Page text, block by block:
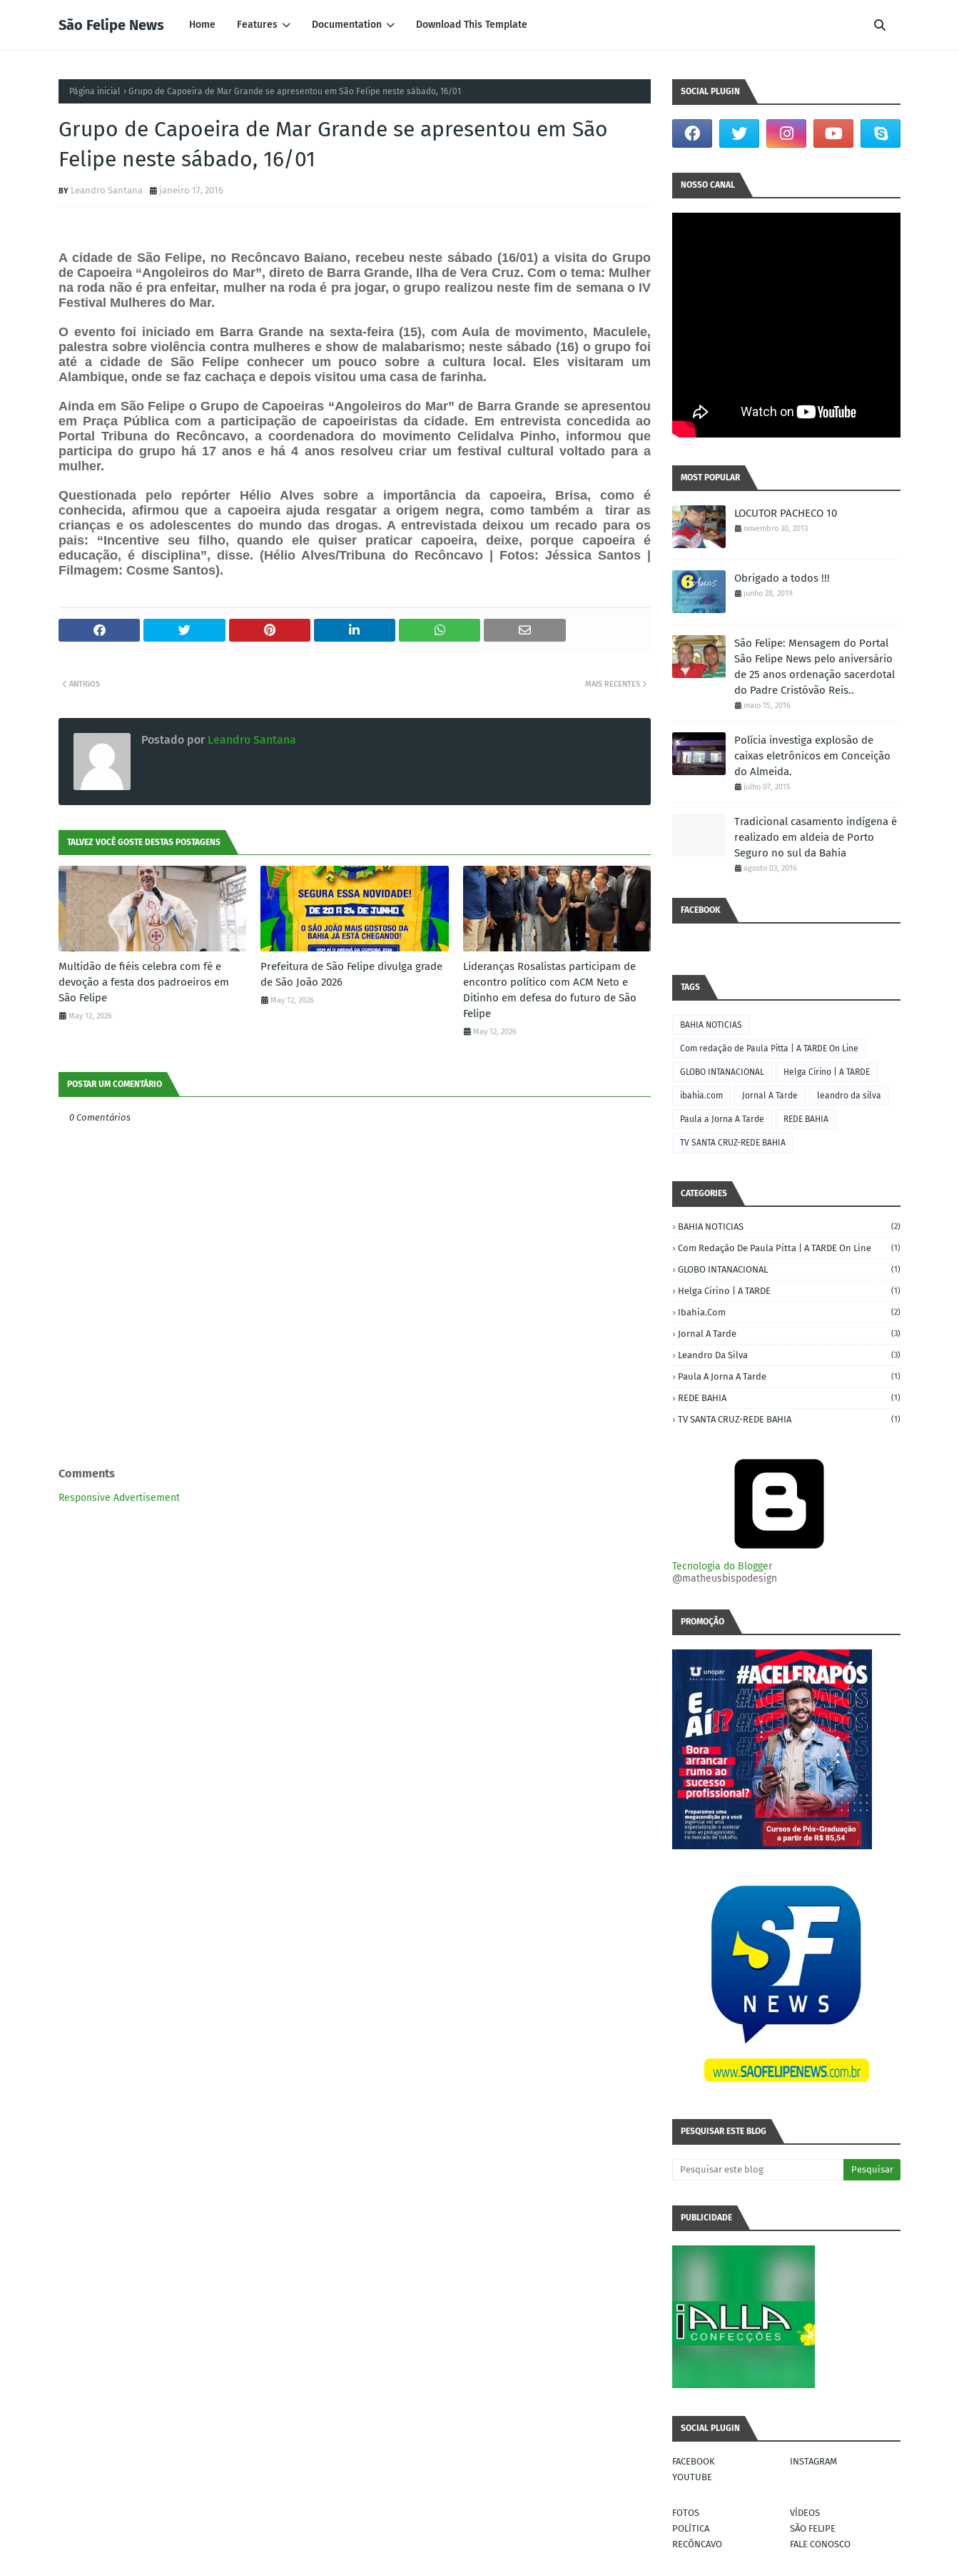
São Felipe News Home Features Documentation Download This Template
Página inicial Grupo de Capoeira de Mar Grande se apresentou em São Felipe neste sábado, 16/01
Grupo de Capoeira de Mar Grande se apresentou em São
Felipe neste sábado, 16/01
Leandro Santana janeiro 17, 2016
A cidade de São Felipe, no Recôncavo Baiano, recebeu neste sábado (16/01) a visita do Grupo
de Capoeira “Angoleiros do Mar”, direto de Barra Grande, Ilha de Vera Cruz. Com o tema: Mulher
na roda não é pra enfeitar, mulher na roda é pra jogar, o grupo realizou neste fim de semana o IV
Festival Mulheres do Mar.
O evento foi iniciado em Barra Grande na sexta-feira (15), com Aula de movimento, Maculele,
palestra sobre violência contra mulheres e show de malabarismo; neste sábado (16) o grupo foi
até a cidade de São Felipe conhecer um pouco sobre a cultura local. Eles visitaram um
Alambique, onde se faz cachaça e depois visitou uma casa de farinha.
Ainda em São Felipe o Grupo de Capoeiras “Angoleiros do Mar” de Barra Grande se apresentou
em Praça Pública com a participação de capoeiristas da cidade. Em entrevista concedida ao
Portal Tribuna do Recôncavo, a coordenadora do movimento Celidalva Pinho, informou que
participa do grupo há 17 anos e há 4 anos resolveu criar um festival cultural voltado para a
mulher.
Questionada pelo repórter Hélio Alves sobre a importância da capoeira, Brisa, como é
conhecida, afirmou que a capoeira ajuda resgatar a origem negra, como também a tirar as
crianças e os adolescentes do mundo das drogas. A entrevistada deixou um recado para os
pais: “Incentive seu filho, quando ele quiser praticar capoeira, deixe, porque capoeira é
educação, é disciplina”, disse. (Hélio Alves/Tribuna do Recôncavo | Fotos: Jéssica Santos |
Filmagem: Cosme Santos).
MAIS RECENTES
ANTIGOS
Postado por Leandro Santana
TALVEZ VOCÊ GOSTE DESTAS POSTAGENS
Multidão de fiéis celebra com fé e
devoção a festa dos padroeiros em
São Felipe
May 12, 2026
Prefeitura de São Felipe divulga grade
de São João 2026
May 12, 2026
Lideranças Rosalistas participam de
encontro político com ACM Neto e
Ditinho em defesa do futuro de São
Felipe
May 12, 2026
POSTAR UM COMENTÁRIO
0 Comentários
Comments
Responsive Advertisement
SOCIAL PLUGIN
NOSSO CANAL
MOST POPULAR
LOCUTOR PACHECO 10
novembro 30, 2013
Obrigado a todos !!!
junho 28, 2019
São Felipe: Mensagem do Portal
São Felipe News pelo aniversário
de 25 anos ordenação sacerdotal
do Padre Cristóvão Reis..
maio 15, 2016
Polícia investiga explosão de
caixas eletrônicos em Conceição
do Almeida.
julho 07, 2015
Tradicional casamento indígena é
realizado em aldeia de Porto
Seguro no sul da Bahia
agosto 03, 2016
FACEBOOK
TAGS
BAHIA NOTICIAS
Com redação de Paula Pitta | A TARDE On Line
GLOBO INTANACIONAL Helga Cirino | A TARDE
ibahia.com Jornal A Tarde leandro da silva
Paula a Jorna A Tarde REDE BAHIA
TV SANTA CRUZ-REDE BAHIA
CATEGORIES
BAHIA NOTICIAS (2)
Com Redação De Paula Pitta | A TARDE On Line (1)
GLOBO INTANACIONAL (1)
Helga Cirino | A TARDE (1)
Ibahia.com (2)
Jornal A Tarde (3)
Leandro Da Silva (3)
Paula A Jorna A Tarde (1)
REDE BAHIA (1)
TV SANTA CRUZ-REDE BAHIA (1)
Tecnologia do Blogger
@matheusbispodesign
PROMOÇÃO
PESQUISAR ESTE BLOG
PUBLICIDADE
SOCIAL PLUGIN
FACEBOOK
INSTAGRAM
YOUTUBE
FOTOS
VÍDEOS
POLÍTICA
SÃO FELIPE
RECÔNCAVO
FALE CONOSCO